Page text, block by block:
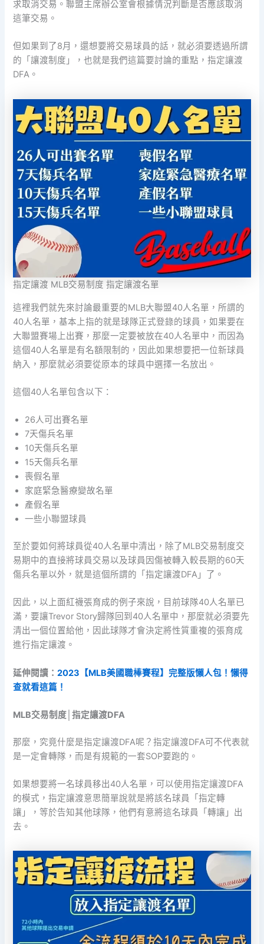
求取消交易。聯盟主席辦公室會根據情況判斷是否應該取消
這筆交易。
但如果到了8月，還想要將交易球員的話，就必須要透過所謂
的「讓渡制度」，也就是我們這篇要討論的重點，指定讓渡
DFA。
指定讓渡 MLB交易制度 指定讓渡名單
這裡我們就先來討論最重要的MLB大聯盟40人名單，所謂的
40人名單，基本上指的就是球隊正式登錄的球員，如果要在
大聯盟賽場上出賽，那麼一定要被放在40人名單中，而因為
這個40人名單是有名額限制的，因此如果想要把一位新球員
納入，那麼就必須要從原本的球員中選擇一名放出。
這個40人名單包含以下：
26人可出賽名單
7天傷兵名單
10天傷兵名單
15天傷兵名單
喪假名單
家庭緊急醫療變故名單
產假名單
一些小聯盟球員
至於要如何將球員從40人名單中清出，除了MLB交易制度交
易期中的直接將球員交易以及球員因傷被轉入較長期的60天
傷兵名單以外，就是這個所謂的「指定讓渡DFA」了。
因此，以上面紅襪張育成的例子來說，目前球隊40人名單已
滿，要讓Trevor Story歸隊回到40人名單中，那麼就必須要先
清出一個位置給他，因此球隊才會決定將性質重複的張育成
進行指定讓渡。
延伸閱讀：2023【MLB美國職棒賽程】完整版懶人包！懶得
查就看這篇！
MLB交易制度│指定讓渡DFA
那麼，究竟什麼是指定讓渡DFA呢？指定讓渡DFA可不代表就
是一定會轉隊，而是有規範的一套SOP要跑的。
如果想要將一名球員移出40人名單，可以使用指定讓渡DFA
的模式，指定讓渡意思簡單說就是將該名球員「指定轉
讓」，等於告知其他球隊，他們有意將這名球員「轉讓」出
去。